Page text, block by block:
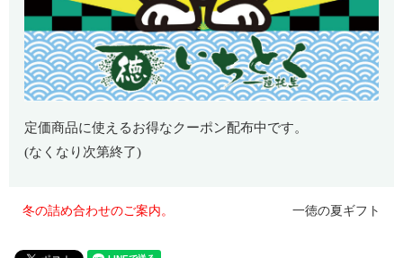
定価商品に使えるお得なクーポン配布中です。
(なくなり次第終了)
冬の詰め合わせのご案内。 一徳の夏ギフト